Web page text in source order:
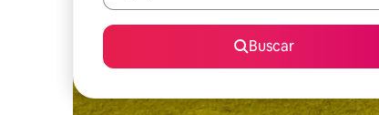
Buscar